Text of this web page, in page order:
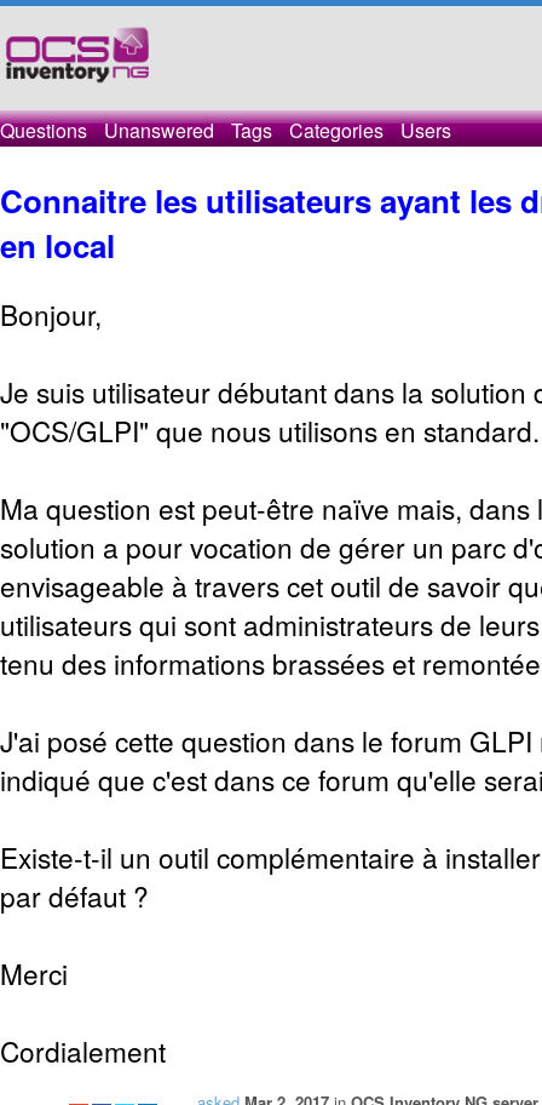
Questions Unanswered Tags Categories Users
Connaitre les utilisateurs ayant les
en local
Bonjour,
Je suis utilisateur débutant dans la solution
"OCS/GLPI" que nous utilisons en standard.
Ma question est peut-être naïve mais,
solution a pour vocation de gérer un parc
envisageable à travers cet outil de savoir
utilisateurs qui sont administrateurs de
tenu des informations brassées et
J'ai posé cette question dans le forum
indiqué que c'est dans ce forum qu'elle
Existe-t-il un outil complémentaire à
par défaut ?
Merci
Cordialement